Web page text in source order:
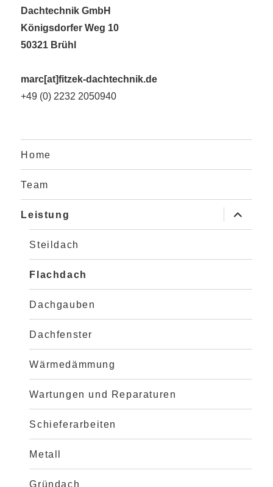
Dachtechnik GmbH
Königsdorfer Weg 10
50321 Brühl
marc[at]fitzek-dachtechnik.de
+49 (0) 2232 2050940
Home
Team
Leistung
anzeigen
Steildach
Flachdach
Dachgauben
Dachfenster
Wärmedämmung
Wartungen und Reparaturen
Schieferarbeiten
Metall
Gründach